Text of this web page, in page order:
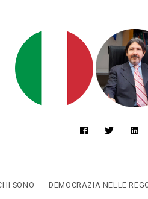
SONO DEMOCRAZIA NELLE